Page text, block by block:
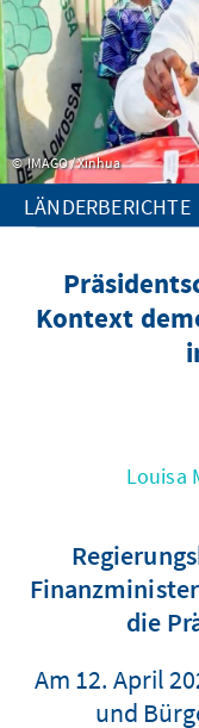
IMAGO / Xinhua
LÄNDERBERICHTE
Kontext
Louisa
die
Am 12. April
und